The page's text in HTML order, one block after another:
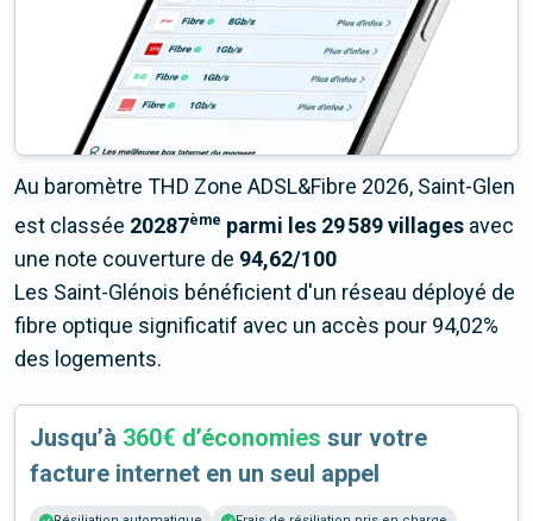
Au baromètre THD Zone ADSL&Fibre 2026, Saint-Glen
est classée 20287ème parmi les 29 589 villages avec
une note couverture de 94,62/100
Les Saint-Glénois bénéficient d'un réseau déployé de
fibre optique significatif avec un accès pour 94,02%
des logements.
Jusqu’à 360€ d’économies sur votre
facture internet en un seul appel